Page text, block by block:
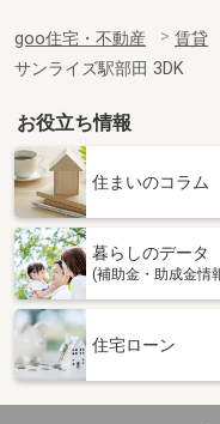
goo住宅・不動産 賃貸
サンライズ駅部田 3DK
お役立ち情報
住まいのコラム
暮らしのデータ
(補助金・助成金情
住宅ローン